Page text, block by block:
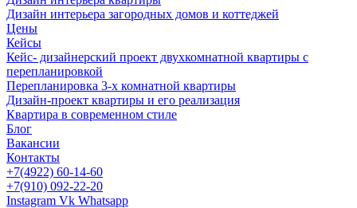
Дизайн интерьера загородных домов и коттеджей
Цены
Кейсы
Кейс- дизайнерский проект двухкомнатной квартиры с
перепланировкой
Перепланировка 3-х комнатной квартиры
Дизайн-проект квартиры и его реализация
Квартира в современном стиле
Блог
Вакансии
Контакты
+7(4922) 60-14-60
+7(910) 092-22-20
Instagram Vk Whatsapp